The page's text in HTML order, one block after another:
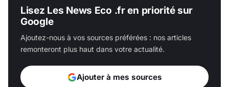
Lisez Les News Eco .fr en priorité sur
Google
Ajoutez-nous à vos sources préférées : nos articles
remonteront plus haut dans votre actualité.
Ajouter à mes sources